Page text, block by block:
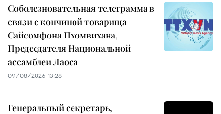
Соболезновательная телеграмма в
связи с кончиной товарища
Сайсомфона Пхомвихана,
Председателя Национальной
ассамблеи Лаоса
09/08/2026 13:28
Генеральный секретарь,